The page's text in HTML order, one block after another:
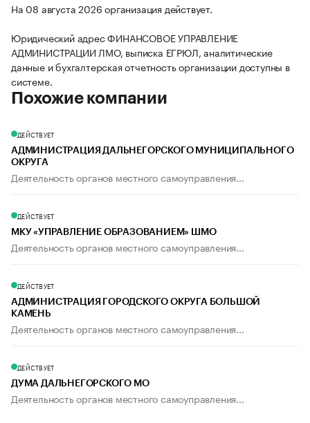
На 08 августа 2026 организация действует.
Юридический адрес ФИНАНСОВОЕ УПРАВЛЕНИЕ
АДМИНИСТРАЦИИ ЛМО, выписка ЕГРЮЛ, аналитические
данные и бухгалтерская отчетность организации доступны в
системе.
Похожие компании
ДЕЙСТВУЕТ
АДМИНИСТРАЦИЯ ДАЛЬНЕГОРСКОГО МУНИЦИПАЛЬНОГО
ОКРУГА
Деятельность органов местного самоуправления...
ДЕЙСТВУЕТ
МКУ «УПРАВЛЕНИЕ ОБРАЗОВАНИЕМ» ШМО
Деятельность органов местного самоуправления...
ДЕЙСТВУЕТ
АДМИНИСТРАЦИЯ ГОРОДСКОГО ОКРУГА БОЛЬШОЙ
КАМЕНЬ
Деятельность органов местного самоуправления...
ДЕЙСТВУЕТ
ДУМА ДАЛЬНЕГОРСКОГО МО
Деятельность органов местного самоуправления...